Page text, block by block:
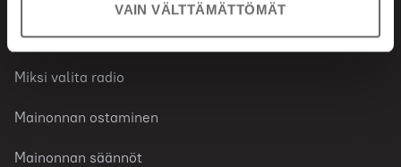
VAIN VÄLTTÄMÄTTÖMÄT
Radiomainonta
Miksi valita radio
Mainonnan ostaminen
Mainonnan säännöt